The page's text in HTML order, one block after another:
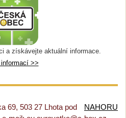
a získávejte aktuální informace.
>>
NAHORU
69, 503 27 Lhota pod